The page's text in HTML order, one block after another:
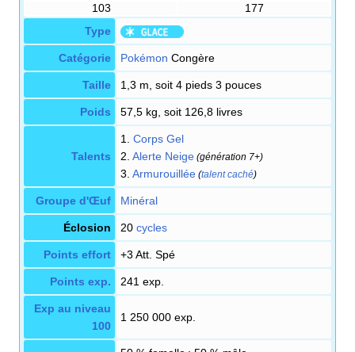
103
177
Type
Catégorie Pokémon Congère
Taille 1,3 m, soit 4 pieds 3 pouces
Poids 57,5 kg, soit 126,8 livres
Talents
1. Corps Gel
2. Alerte Neige (génération 7+)
3. Armurouillée (talent caché)
Groupe d'Œuf Minéral
Éclosion 20 cycles
Points effort +3 Att. Spé
Points exp. 241 exp.
Exp au niveau
100
1 250 000 exp.